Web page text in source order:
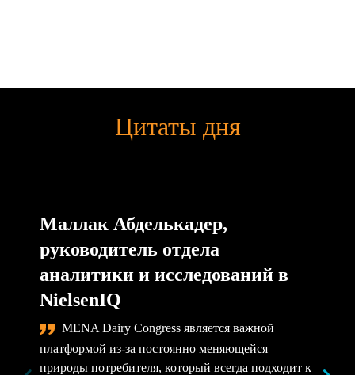
Цитаты дня
Маллак Абделькадер,
руководитель отдела
аналитики и исследований в
NielsenIQ
MENA Dairy Congress является важной
платформой из-за постоянно меняющейся
природы потребителя, который всегда подходит к